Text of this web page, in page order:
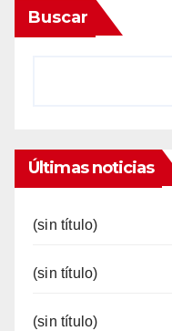
Buscar
Últimas noticias
(sin título)
(sin título)
(sin título)